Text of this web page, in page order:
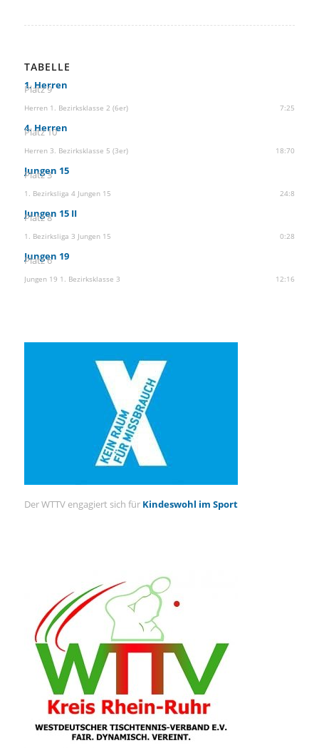
TABELLE
1. Herren
Platz 9
Herren 1. Bezirksklasse 2 (6er) 7:25
4. Herren
Platz 10
Herren 3. Bezirksklasse 5 (3er) 18:70
Jungen 15
Platz 3
1. Bezirksliga 4 Jungen 15 24:8
Jungen 15 II
Platz 8
1. Bezirksliga 3 Jungen 15 0:28
Jungen 19
Platz 6
Jungen 19 1. Bezirksklasse 3 12:16
Der WTTV engagiert sich für Kindeswohl im Sport